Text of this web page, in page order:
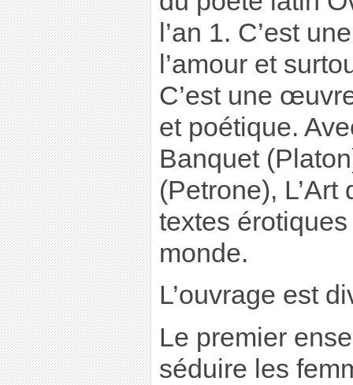
l’an 1. C’est
l’amour et
C’est une
et poétique.
Banquet
(Petrone), L’Art
textes
monde.
L’ouvrage est
Le premier
séduire les